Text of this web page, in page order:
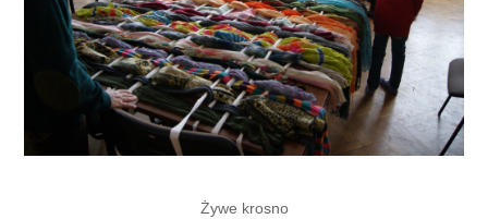
Żywe krosno